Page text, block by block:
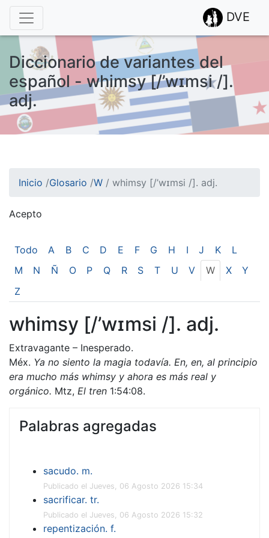
DVE
Diccionario de variantes del
español - whimsy [/’wɪmsi /].
adj.
Inicio /Glosario /W / whimsy [/’wɪmsi /]. adj.
Acepto
Todo A B C D E F G H I J K
L
M
N Ñ O P Q R S T U V W X
Y
Z
whimsy [/’wɪmsi /]. adj.
Extravagante – Inesperado.
Méx. Ya no siento la magia todavía. En, en, al principio
era mucho más whimsy y ahora es más real y
orgánico. Mtz, El tren 1:54:08.
Palabras agregadas
sacudo. m.
Publicado el Jueves, 06 Agosto 2026 15:34
sacrificar. tr.
Publicado el Jueves, 06 Agosto 2026 15:32
repentización. f.